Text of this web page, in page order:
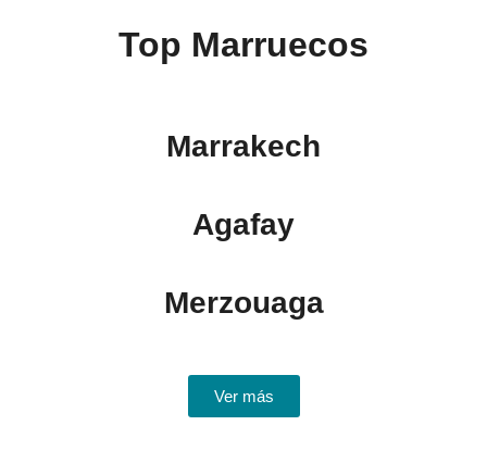
Top Marruecos
Marrakech
Agafay
Merzouaga
Ver más